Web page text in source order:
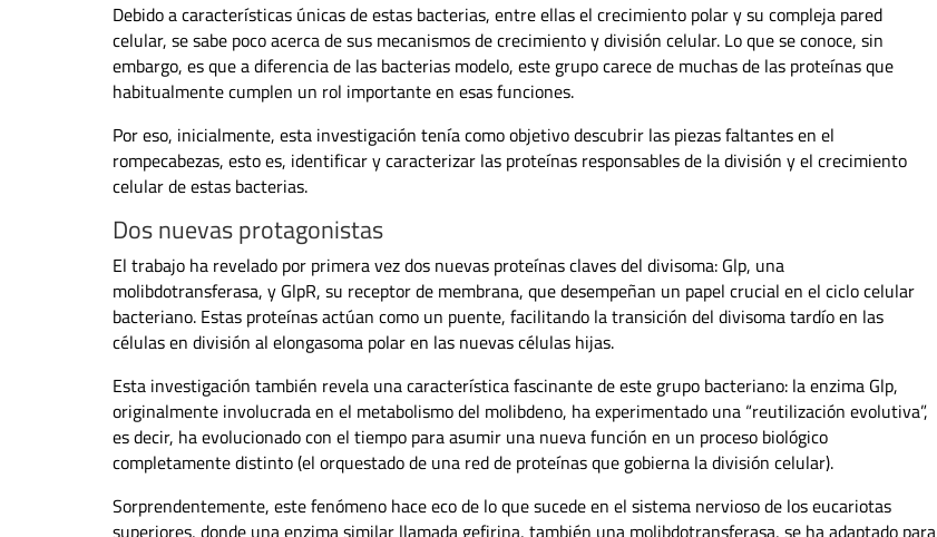
Debido a características únicas de estas bacterias, entre ellas el crecimiento polar y su compleja pared
celular, se sabe poco acerca de sus mecanismos de crecimiento y división celular. Lo que se conoce, sin
embargo, es que a diferencia de las bacterias modelo, este grupo carece de muchas de las proteínas que
habitualmente cumplen un rol importante en esas funciones.
Por eso, inicialmente, esta investigación tenía como objetivo descubrir las piezas faltantes en el
rompecabezas, esto es, identificar y caracterizar las proteínas responsables de la división y el crecimiento
celular de estas bacterias.
Dos nuevas protagonistas
El trabajo ha revelado por primera vez dos nuevas proteínas claves del divisoma: Glp, una
molibdotransferasa, y GlpR, su receptor de membrana, que desempeñan un papel crucial en el ciclo celular
bacteriano. Estas proteínas actúan como un puente, facilitando la transición del divisoma tardío en las
células en división al elongasoma polar en las nuevas células hijas.
Esta investigación también revela una característica fascinante de este grupo bacteriano: la enzima Glp,
originalmente involucrada en el metabolismo del molibdeno, ha experimentado una “reutilización evolutiva”,
es decir, ha evolucionado con el tiempo para asumir una nueva función en un proceso biológico
completamente distinto (el orquestado de una red de proteínas que gobierna la división celular).
Sorprendentemente, este fenómeno hace eco de lo que sucede en el sistema nervioso de los eucariotas
superiores, donde una enzima similar llamada gefirina, también una molibdotransferasa, se ha adaptado para